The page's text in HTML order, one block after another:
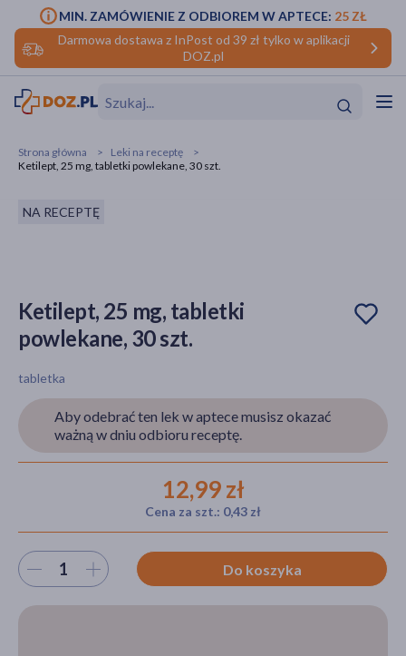
Darmowa dostawa z InPost od 39 zł tylko w aplikacji
DOZ.pl
MIN. ZAMÓWIENIE Z ODBIOREM W APTECE: 25 ZŁ
Hit
makijażu
Strona główna
Leki na receptę
Ketilept, 25 mg, tabletki powlekane, 30 szt.
NA RECEPTĘ
Ketilept, 25 mg, tabletki
powlekane, 30 szt.
tabletka
Aby odebrać ten lek w aptece musisz okazać
ważną w dniu odbioru receptę.
12,99 zł
Cena za szt.: 0,43 zł
Wybierz ilość Do koszyka